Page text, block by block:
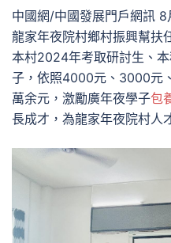
中國網/中國發展門戶網訊
龍家年夜院村鄉村振興幫扶
本村2024年考取研討生、
子，依照4000元、3000元
萬余元，激勵廣年夜學子包
長成才，為龍家年夜院村人